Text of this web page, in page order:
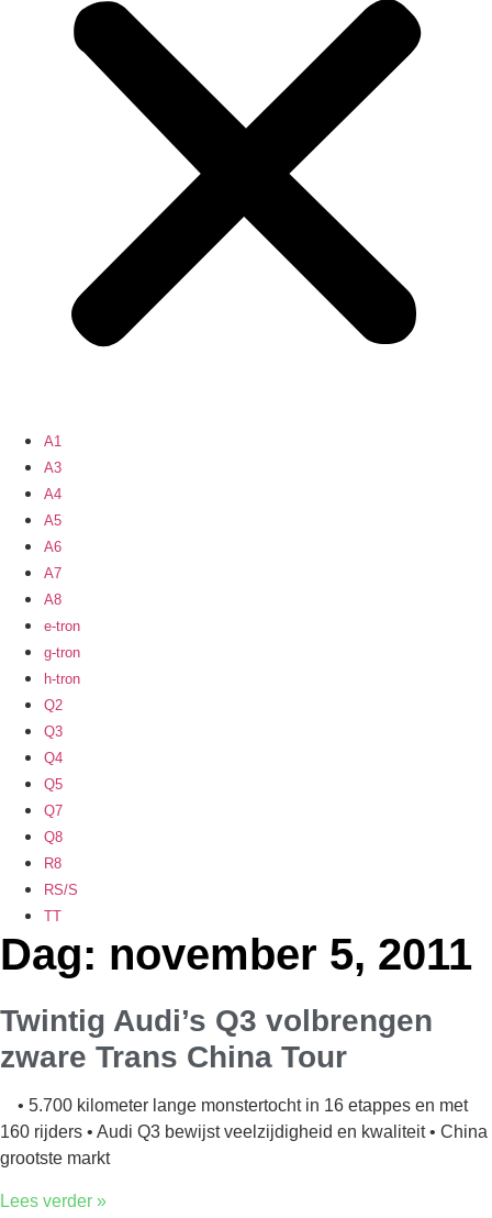
A1
A3
A4
A5
A6
A7
A8
e-tron
g-tron
h-tron
Q2
Q3
Q4
Q5
Q7
Q8
R8
RS/S
TT
Dag: november 5, 2011
Twintig Audi’s Q3 volbrengen
zware Trans China Tour
• 5.700 kilometer lange monstertocht in 16 etappes en met
160 rijders • Audi Q3 bewijst veelzijdigheid en kwaliteit • China
grootste markt
Lees verder »